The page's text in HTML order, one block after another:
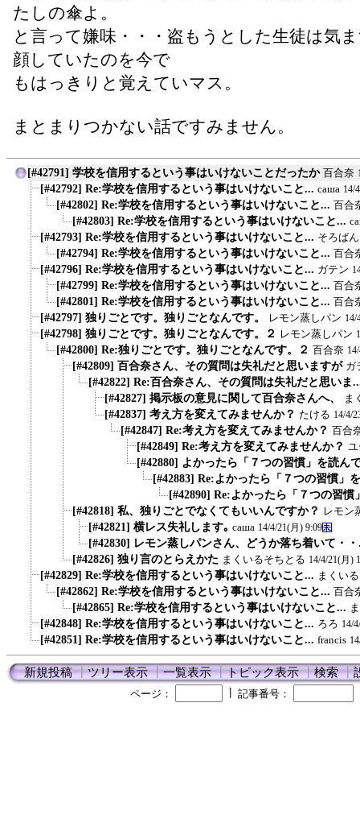
たしの傘よ。
と言って嫌味・・・盗もうとした生徒は気
顔していたのを今で
もはっきりと覚えていマス。
まとまりつかない話ですみません。
[#42791] 学校を信用するという事はいけないことだったか 百合奈
[#42792] Re:学校を信用するという事はいけないこと... саша 14/
[#42802] Re:学校を信用するという事はいけないこと... 百合
[#42803] Re:学校を信用するという事はいけないこと...
[#42793] Re:学校を信用するという事はいけないこと... そろばん
[#42794] Re:学校を信用するという事はいけないこと... 百合
[#42796] Re:学校を信用するという事はいけないこと... ガテン
[#42799] Re:学校を信用するという事はいけないこと... 百合
[#42801] Re:学校を信用するという事はいけないこと... 百合
[#42797] 独りごとです。独りごとなんです。 レモン蒸しパン 14/
[#42798] 独りごとです。独りごとなんです。２ レモン蒸しパン
[#42800] Re:独りごとです。独りごとなんです。２ 百合奈
[#42809] 百合奈さん、その質問は失礼だと思いますが ガ
[#42822] Re:百合奈さん、その質問は失礼だと思いま
[#42827] 掲示板の意見に関して百合奈さんへ、
ま
[#42837] 考え方を変えてみませんか？ たける 14/4/
[#42847] Re:考え方を変えてみませんか？ 百合
[#42849] Re:考え方を変えてみませんか？
[#42880] よかったら「７つの習慣」を読ん
[#42883] Re:よかったら「７つの習慣」
[#42890] Re:よかったら「７つの習慣
[#42818] 私、独りごとでなくてもいいんですか？ レモン
[#42821] 横レス失礼します｡ саша 14/4/21(月) 9:09
[#42830] レモン蒸しパンさん、どうか落ち着いて・
[#42826] 独り言のとらえかた まくいるそちとる 14/4/21(月)
[#42829] Re:学校を信用するという事はいけないこと... まくい
[#42862] Re:学校を信用するという事はいけないこと... 百合
[#42865] Re:学校を信用するという事はいけないこと...
[#42848] Re:学校を信用するという事はいけないこと... ろろ 14/
[#42851] Re:学校を信用するという事はいけないこと... francis
新規投稿┃ツリー表示┃一覧表示┃トピック表示┃検索┃
ページ： 記事番号：